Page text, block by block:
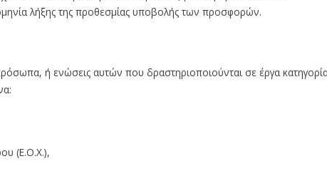
λήξης της προθεσμίας υποβολής των προσφορών.
ή ενώσεις αυτών που δραστηριοποιούνται σε έργα
(Ε.Ο.Χ.),